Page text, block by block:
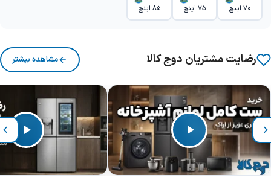
70 اینچ 75 اینچ 85 اینچ
رضایت مشتریان دوج کالا مشاهده بیشتر